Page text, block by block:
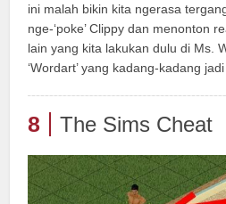
ini malah bikin kita ngerasa
nge-‘poke’ Clippy dan menonton
lain yang kita lakukan dulu di Ms.
‘Wordart’ yang kadang-kadang
8 The Sims Cheat